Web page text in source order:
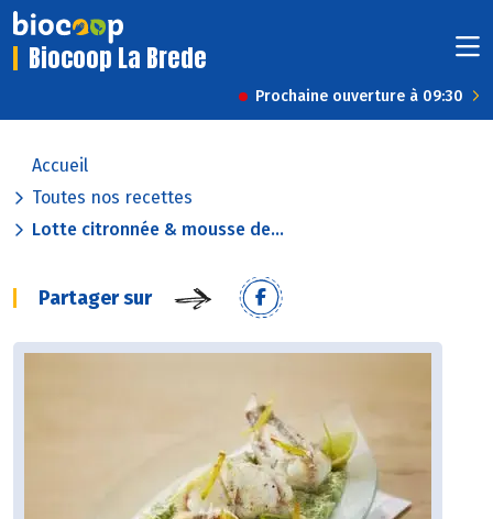
Biocoop La Brede
Prochaine ouverture à 09:30
Accueil
Toutes nos recettes
Lotte citronnée & mousse de...
Partager sur